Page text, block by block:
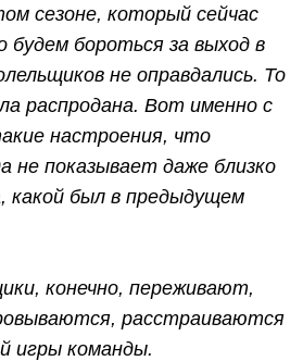
сезоне, который сейчас
будем бороться за выход в
не оправдались. То
распродана. Вот именно с
настроения, что
не показывает даже близко
какой был в предыдущем
конечно, переживают,
расстраиваются
игры команды.